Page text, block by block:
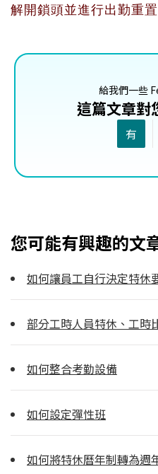
解開鎖頭並進行出勤重置
給我們一些
這篇文章對
有
您可能有興趣的文
如何讓員工自行決定特休
部分工時人員特休、工時
如何整合考勤設備
如何設定彈性班
如何將特休曆年制轉為週